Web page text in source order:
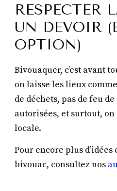
RESPECTER
UN DEVOIR
OPTION)
Bivouaquer, c’est avant
on laisse les lieux
de déchets, pas de feu
autorisées, et surtout,
locale.
Pour encore plus
bivouac, consultez nos